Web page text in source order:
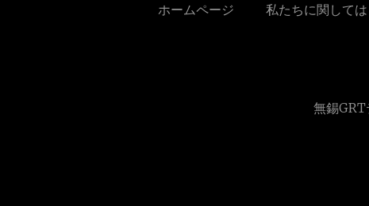
ホームページ 私たちに関しては
無錫